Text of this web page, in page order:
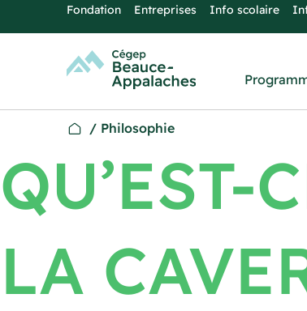
Fondation Entreprises Info scolaire
/ Philosophie
QU’EST-
LA